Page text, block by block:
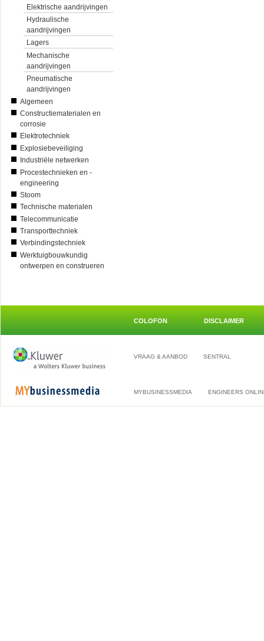
Elektrische aandrijvingen
Hydraulische
aandrijvingen
Lagers
Mechanische
aandrijvingen
Pneumatische
aandrijvingen
Algemeen
Constructiematerialen en
corrosie
Elektrotechniek
Explosiebeveiliging
Industriële netwerken
Procestechnieken en -
engineering
Stoom
Technische materialen
Telecommunicatie
Transporttechniek
Verbindingstechniek
Werktuigbouwkundig
ontwerpen en construeren
COLOFON DISCLAIMER
VRAAG & AANBOD SENTRAL
MYBUSINESSMEDIA ENGINEERS